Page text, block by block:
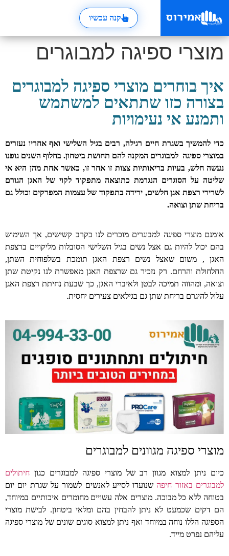
קנה עכשיו
מוצרי ספיגה למבוגרים
איך בוחרים מוצרי ספיגה למבוגרים
בצורה כזו שתתאים למשתמש
ותמנע אי נעימויות
כדי להמשיך בשגרת חיים רגילה, רבים בגיל השלישי ואף אחריו נעזרים
במוצרי ספיגה למבוגרים המקנה להם תחושת ביטחון. בחלוף השנים גופנו
נעשה חלש, בעיות בריאותיות צצות זו אחר זו, כאשר אחת מהן היא אי
שליטה על הסוגרים הנגרמת כתוצאה מתפקוד לקוי של האגן הגורם
לשרירי רצפת אגן חלשים, ירידה בתפקוד של עצמות המפרקים וכולל גם
בריחת שתן וצואה.
אומנם מוצרי ספיגה למבוגרים מוכרים לנו בקרב קשישים, אך השימוש
בהם יכול להיות גם אצל נשים בגיל השלישי הסובלות מליקויים ברצפת
האגן , משום שאצל נשים רצפת האגן תומכת בשלפוחית השתן,
החלחולת והרחם. רק נזכיר גם שרצפת האגן מאפשרת לנו נקיטת שתן
וצואה, ומהווה תמיכה לבטן ולאיברי האגן, כך שבעת נחיתת רצפת האגן
עלול להיגרם בריחת שתן גם בגילאים צעירים יחסית.
מוצרי ספיגה מגוונים למבוגרים
כיום ניתן למצוא מגוון רב של מוצרי ספיגה למבוגרים כגון חיתולים
למבוגרים באזור חיפהשנועדו לסייע לאנשים לשמור על שגרת יום יום
בטוחה ללא כל מבוכה. מוצרים אלה עשויים מחומרים איכותיים במיוחד,
הם דקים שכמעט לא ניתן להבחין בהם ומלאי ביטחון. לבישת מוצרי
הספיגה הללו נוחה במיוחד ואף ניתן למצוא סוגים שונים של מוצרי ספיגה
עליהם נפרט מייד.